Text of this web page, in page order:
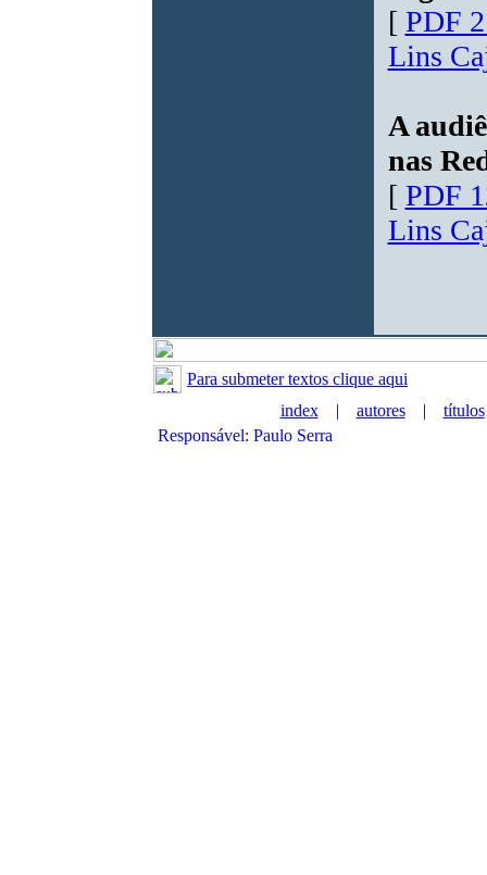
[ PDF
Lins
A
nas
[ PDF
Lins
Para submeter textos clique aqui
index| autores| títulos